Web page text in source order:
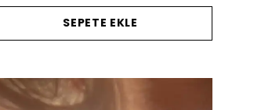
SEPETE EKLE